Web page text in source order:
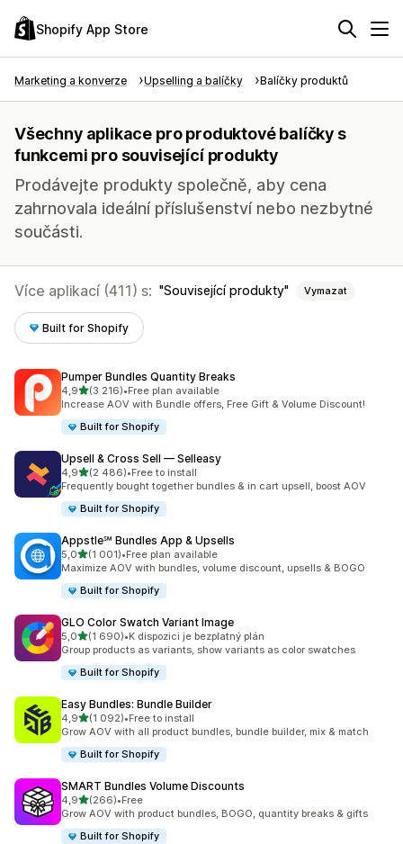
Shopify App Store
Marketing a konverze Upselling a balíčky Balíčky produktů
Všechny aplikace pro produktové balíčky s
funkcemi pro související produkty
Prodávejte produkty společně, aby cena
zahrnovala ideální příslušenství nebo nezbytné
součásti.
Více aplikací (411) s: Související produkty Vymazat
Built for Shopify
Pumper Bundles Quantity Breaks
4,9z 5 hvězd
(3 216)
Celkový počet recenzí: 3216
•Free plan available
Increase AOV with Bundle offers, Free Gift & Volume Discount!
Built for Shopify
Upsell & Cross Sell — Selleasy
4,9z 5 hvězd
(2 486)
Celkový počet recenzí: 2486
•Free to install
Frequently bought together bundles & in cart upsell, boost AOV
Built for Shopify
Appstle℠ Bundles App & Upsells
5,0z 5 hvězd
(1 001)
Celkový počet recenzí: 1001
•Free plan available
Maximize AOV with bundles, volume discount, upsells & BOGO
Built for Shopify
GLO Color Swatch Variant Image
5,0z 5 hvězd
(1 690)
Celkový počet recenzí: 1690
•K dispozici je bezplatný plán
Group products as variants, show variants as color swatches
Built for Shopify
Easy Bundles: Bundle Builder
4,9z 5 hvězd
(1 092)
Celkový počet recenzí: 1092
•Free to install
Grow AOV with all product bundles, bundle builder, mix & match
Built for Shopify
SMART Bundles Volume Discounts
4,9z 5 hvězd
(266)
Celkový počet recenzí: 266
•Free
Grow AOV with product bundles, BOGO, quantity breaks & gifts
Built for Shopify